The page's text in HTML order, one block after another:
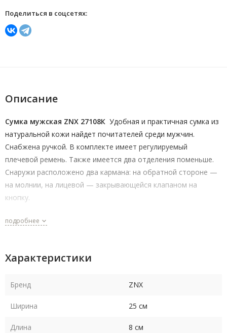
Поделиться в соцсетях:
Описание
Сумка мужская ZNX 27108К Удобная и практичная сумка из
натуральной кожи найдет почитателей среди мужчин.
Снабжена ручкой. В комплекте имеет регулируемый
плечевой ремень. Также имеется два отделения поменьше.
Снаружи расположено два кармана: на обратной стороне —
на молнии, на лицевой — закрывающейся клапаном на
кнопку.
подробнее
Характеристики
Бренд ZNX
Ширина 25 см
Длина 8 см